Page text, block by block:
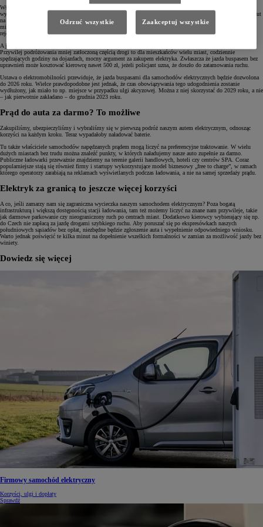
Wśród największych udogodnień oferowanych właścicielom samochodów elektrycznych bez wątpienia
wymienić należy możliwość bezpłatnego parkowania w strefach objętych opłatami. Co ciekawe, właściciele aut
na prąd nie muszą pobierać bezpłatnych biletów ani oznaczać swojego samochodu e-plakietką, jak ma to
miejsce np. w Niemczech. Samochód elektryczny łatwo zidentyfikować dzięki zielonym tablicom
rejestracyjnym. Tyle wystarczy, by cieszyć się postojem w ścisłym centrum bez ograniczeń i opłat.
A jeśli chcielibyśmy szybciej do wspomnianego centrum dostać, zawsze możemy skorzystać z buspasa.
Przywilej podróżowania mniej zatłoczoną częścią drogi to dla mieszkańców wielu miast, codziennie
spędzających godziny na dojazdach, mocny argument za zakupem elektryka. Zwłaszcza że jazda buspasem bez
uprawnień może kosztować kierowcę nawet 500 zł, jeżeli policjant uzna, że doszło do zatamowania ruchu.
Ustawa o elektromobilności przewiduje, że jazda buspasami dla samochodów elektrycznych będzie dozwolona
do 2026 roku. Wielce prawdopodobne jest jednak, że czas obowiązywania tego udogodnienia zostanie
wydłużony, jak miało to np. miejsce w przypadku ulgi akcyzowej. Można z niej skorzystać do 2029 roku, a nie
– jak pierwotnie zakładano – do grudnia 2023 roku.
Prąd do auta za darmo? To możliwe
Zakupiliśmy, ubezpieczyliśmy i wybraliśmy się w pierwszą podróż naszym autem elektrycznym, odnosząc
korzyści na każdym kroku. Teraz wypadałoby naładować baterie.
Tu także właściciele samochodów napędzanych prądem mogą liczyć na preferencyjne traktowanie. W wielu
dużych miastach bez trudu można znaleźć punkty, w których naładujemy nasze auto zupełnie za darmo.
Publiczne ładowarki przeważnie znajdziemy na terenie galerii handlowych, hoteli czy centrów SPA. Coraz
popularniejsze stają się również firmy i startupy wykorzystujące model biznesowy „free to charge”, w ramach
którego operatorzy zarabiają na reklamach wyświetlanych podczas ładowania, a nie na samej sprzedaży prądu.
Elektryk za granicą to jeszcze więcej korzyści
A co, jeśli zamarzy nam się zagraniczna wycieczka naszym samochodem elektrycznym? Poza bogatą
infrastrukturą i większą dostępnością stacji ładowania, tam też możemy liczyć na znane nam przywileje, takie
jak darmowe parkowanie czy nieograniczony ruch po centrach miast. Dodatkowo kierowcy wybierający się np.
do Czech nie zapłacą za jazdę drogami szybkiego ruchu. Aby poruszać się po ekspresówkach naszych
południowych sąsiadów bez opłat, niezbędne będzie zgłoszenie auta i wypełnienie odpowiedniego wniosku.
Warto jednak poświęcić te kilka minut na dopełnienie wszelkich formalności w zamian za możliwość jazdy bez
winiety.
Dowiedz się więcej
Firmowy samochód elektryczny
Korzyści, ulgi i dopłaty
Sprawdź
Odrzuć wszystkie Zaakceptuj wszystkie